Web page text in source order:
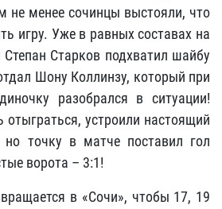
не менее сочинцы выстояли, что
игру. Уже в равных составах на
Степан Старков подхватил шайбу
Шону Коллинзу, который при
разобрался в ситуации!
отыграться, устроили настоящий
точку в матче поставил гол
ворота – 3:1!
в «Сочи», чтобы 17, 19